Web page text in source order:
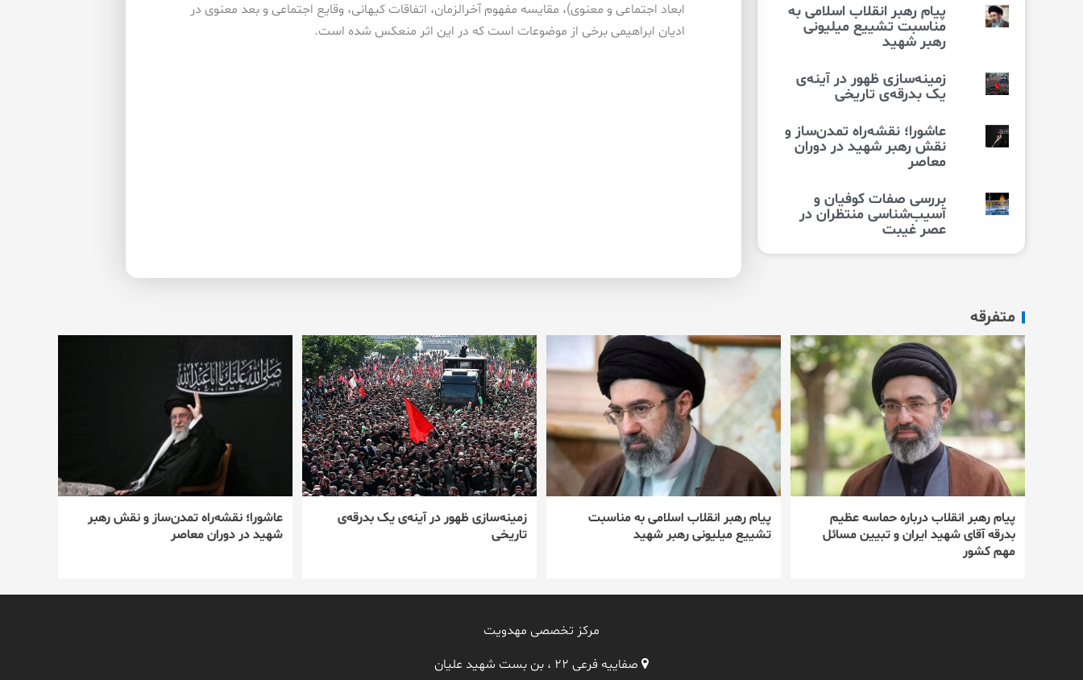
پیام رهبر انقلاب اسلامی به
مناسبت تشییع میلیونی
رهبر شهید
زمینه‌سازی ظهور در آینه‌ی
یک بدرقه‌ی تاریخی
عاشورا؛ نقشه‌راه تمدن‌ساز و
نقش رهبر شهید در دوران
معاصر
بررسی صفات کوفیان و
آسیب‌شناسی منتظران در
عصر غیبت
ابعاد اجتماعی و معنوی)، مقایسه مفهوم آخرالزمان، اتفاقات کیهانی، وقایع اجتماعی و بعد معنوی در
ادیان ابراهیمی برخی از موضوعات است که در این اثر منعکس شده است.
متفرقه
پیام رهبر انقلاب درباره حماسه عظیم
بدرقه آقای شهید ایران و تبیین مسائل
مهم کشور
پیام رهبر انقلاب اسلامی به مناسبت
تشییع میلیونی رهبر شهید
زمینه‌سازی ظهور در آینه‌ی یک بدرقه‌ی
تاریخی
عاشورا؛ نقشه‌راه تمدن‌ساز و نقش رهبر
شهید در دوران معاصر
مرکز تخصصی مهدویت
صفاییه فرعی ۲۲ ، بن بست شهید علیان